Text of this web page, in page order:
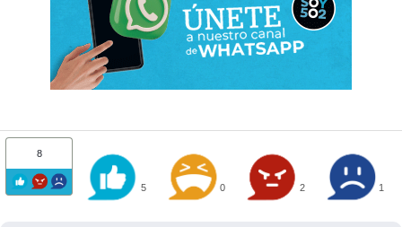
8
5 0 2 1